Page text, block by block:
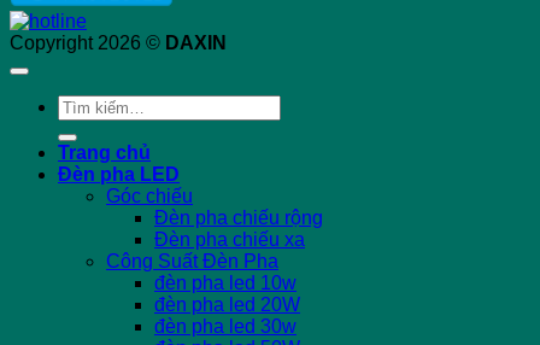
Copyright 2026 © DAXIN
Tìm
kiếm:
Trang chủ
Đèn pha LED
Góc chiếu
Đèn pha chiếu rộng
Đèn pha chiếu xa
Công Suất Đèn Pha
đèn pha led 10w
đèn pha led 20W
đèn pha led 30w